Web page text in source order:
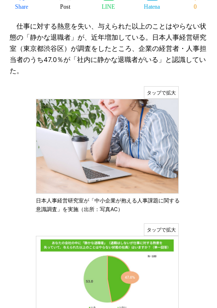
Share Post LINE Hatena 0
仕事に対する熱意を失い、与えられた以上のことはやらない状
態の「静かな退職者」が、近年増加している。日本人事経営研究
室（東京都渋谷区）が調査をしたところ、企業の経営者・人事担
当者のうち47.0％が「社内に静かな退職者がいる」と認識してい
た。
日本人事経営研究室が「中小企業が抱える人事課題に関する
意識調査」を実施（出所：写真AC）